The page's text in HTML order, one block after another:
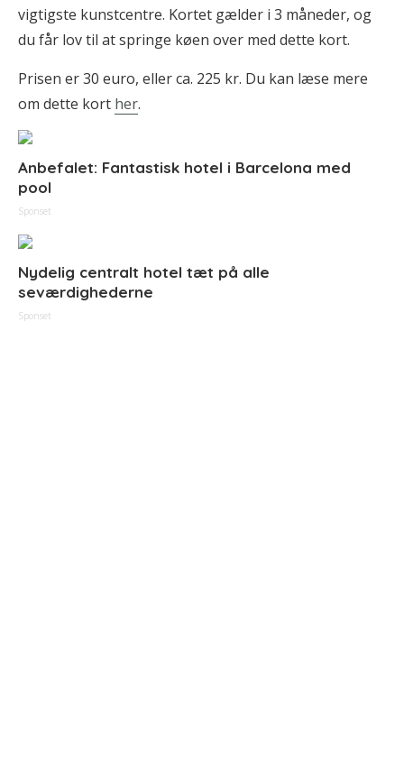
vigtigste kunstcentre. Kortet gælder i 3 måneder, og
du får lov til at springe køen over med dette kort.
Prisen er 30 euro, eller ca. 225 kr. Du kan læse mere
om dette kort her.
Anbefalet: Fantastisk hotel i Barcelona med
pool
Sponset
Nydelig centralt hotel tæt på alle
seværdighederne
Sponset